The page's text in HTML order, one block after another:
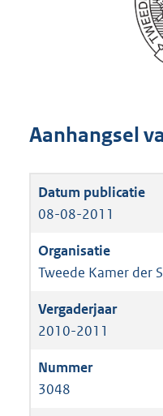
Aanhangsel
08-08-2011
Tweede Kamer der
2010-2011
3048